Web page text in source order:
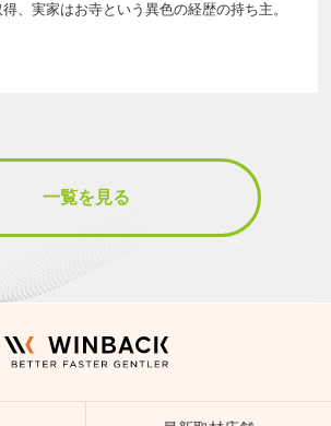
、実家はお寺という異色の経歴の持ち主。
一覧を見る